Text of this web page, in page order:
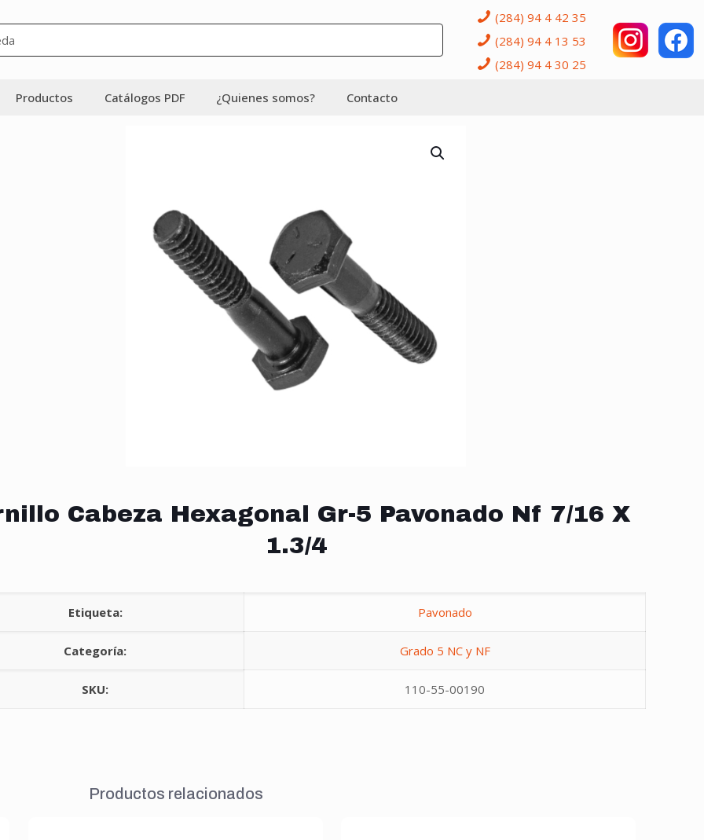
(284) 94 4 42 35
(284) 94 4 13 53
(284) 94 4 30 25
Productos Catálogos PDF ¿Quienes somos? Contacto
Cabeza Hexagonal Gr-5 Pavonado Nf 7/16 X
1.3/4
Etiqueta: Pavonado
Categoría: Grado 5 NC y NF
SKU: 110-55-00190
Productos relacionados